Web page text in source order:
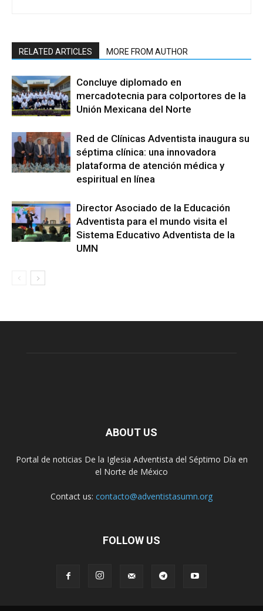
RELATED ARTICLES MORE FROM AUTHOR
Concluye diplomado en
mercadotecnia para colportores de la
Unión Mexicana del Norte
Red de Clínicas Adventista inaugura su
séptima clínica: una innovadora
plataforma de atención médica y
espiritual en línea
Director Asociado de la Educación
Adventista para el mundo visita el
Sistema Educativo Adventista de la
UMN
ABOUT US
Portal de noticias De la Iglesia Adventista del Séptimo Día en
el Norte de México
Contact us: contacto@adventistasumn.org
FOLLOW US